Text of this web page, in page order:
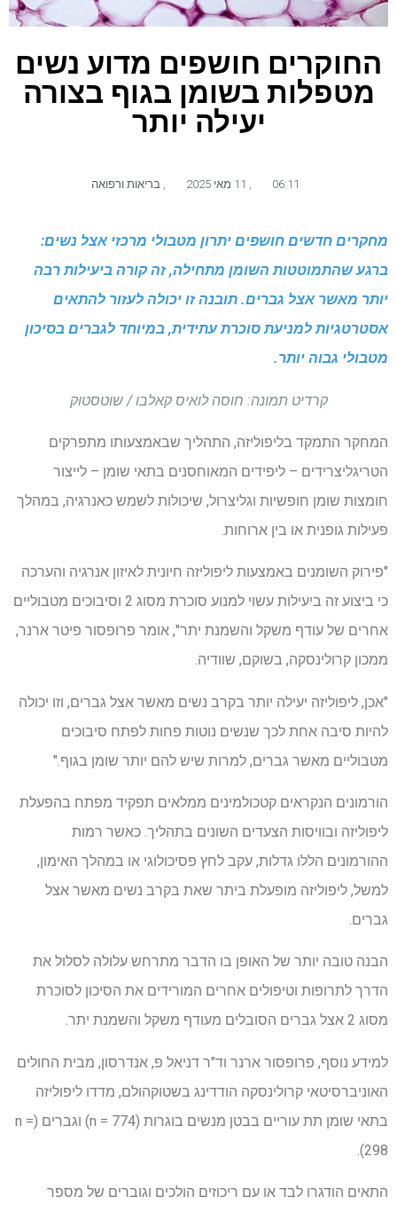
החוקרים חושפים מדוע נשים
מטפלות בשומן בגוף בצורה
יעילה יותר
06:11 בריאות ורפואה
מחקרים חדשים חושפים יתרון מטבולי מרכזי אצל נשים:
ברגע שהתמוטטות השומן מתחילה, זה קורה ביעילות רבה
יותר מאשר אצל גברים. תובנה זו יכולה לעזור להתאים
אסטרטגיות למניעת סוכרת עתידית, במיוחד לגברים בסיכון
מטבולי גבוה יותר.
קרדיט תמונה: חוסה לואיס קאלבו / שוטסטוק
המחקר התמקד בליפוליזה, התהליך שבאמצעותו מתפרקים
הטריגליצרידים – ליפידים המאוחסנים בתאי שומן – לייצור
חומצות שומן חופשיות וגליצרול, שיכולות לשמש כאנרגיה, במהלך
פעילות גופנית או בין ארוחות.
"פירוק השומנים באמצעות ליפוליזה חיונית לאיזון אנרגיה והערכה
כי ביצוע זה ביעילות עשוי למנוע סוכרת מסוג 2 וסיבוכים מטבוליים
אחרים של עודף משקל והשמנת יתר", אומר פרופסור פיטר ארנר,
ממכון קרולינסקה, בשוקם, שוודיה.
"אכן, ליפוליזה יעילה יותר בקרב נשים מאשר אצל גברים, וזו יכולה
להיות סיבה אחת לכך שנשים נוטות פחות לפתח סיבוכים
מטבוליים מאשר גברים, למרות שיש להם יותר שומן בגוף."
הורמונים הנקראים קטכולמינים ממלאים תפקיד מפתח בהפעלת
ליפוליזה ובוויסות הצעדים השונים בתהליך. כאשר רמות
ההורמונים הללו גדלות, עקב לחץ פסיכולוגי או במהלך האימון,
למשל, ליפוליזה מופעלת ביתר שאת בקרב נשים מאשר אצל
גברים.
הבנה טובה יותר של האופן בו הדבר מתרחש עלולה לסלול את
הדרך לתרופות וטיפולים אחרים המורידים את הסיכון לסוכרת
מסוג 2 אצל גברים הסובלים מעודף משקל והשמנת יתר.
למידע נוסף, פרופסור ארנר וד"ר דניאל פ, אנדרסון, מבית החולים
האוניברסיטאי קרולינסקה הודדינג בשטוקהולם, מדדו ליפוליזה
בתאי שומן תת עוריים בבטן מנשים בוגרות (n = 774) וגברים (n =
298).
התאים הודגרו לבד או עם ריכוזים הולכים וגוברים של מספר